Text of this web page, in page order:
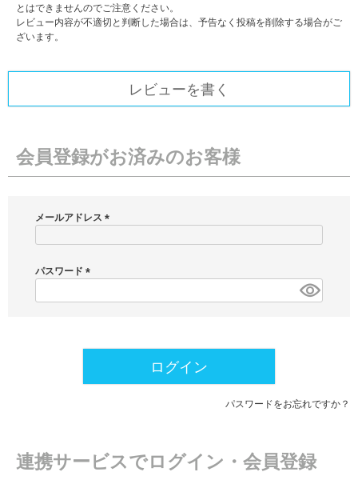
とはできませんのでご注意ください。
レビュー内容が不適切と判断した場合は、予告なく投稿を削除する場合がご
ざいます。
レビューを書く
会員登録がお済みのお客様
メールアドレス
)
パスワード
必
ログイン
パスワードをお忘れですか？
連携サービスでログイン・会員登録